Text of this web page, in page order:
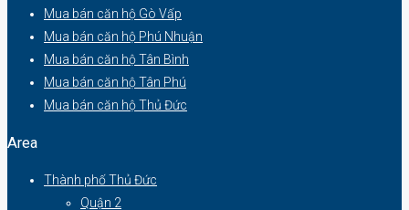
Mua bán căn hộ Gò Vấp
Mua bán căn hộ Phú Nhuận
Mua bán căn hộ Tân Bình
Mua bán căn hộ Tân Phú
Mua bán căn hộ Thủ Đức
Area
Thành phố Thủ Đức
Quận 2